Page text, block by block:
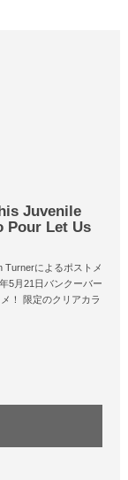
Juvenile
Pour Let Us
Turnerによるポストメ
5月21日バンクーバー
！ 限定のクリアカラ